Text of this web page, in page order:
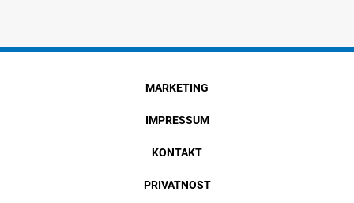
MARKETING
IMPRESSUM
KONTAKT
PRIVATNOST